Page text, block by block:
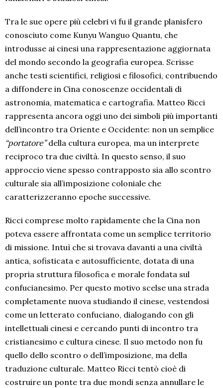
Tra le sue opere più celebri vi fu il grande planisfero
conosciuto come Kunyu Wanguo Quantu, che
introdusse ai cinesi una rappresentazione aggiornata
del mondo secondo la geografia europea. Scrisse
anche testi scientifici, religiosi e filosofici, contribuendo
a diffondere in Cina conoscenze occidentali di
astronomia, matematica e cartografia. Matteo Ricci
rappresenta ancora oggi uno dei simboli più importanti
dell’incontro tra Oriente e Occidente: non un semplice
“portatore”della cultura europea, ma un interprete
reciproco tra due civiltà. In questo senso, il suo
approccio viene spesso contrapposto sia allo scontro
culturale sia all’imposizione coloniale che
caratterizzeranno epoche successive.
Ricci comprese molto rapidamente che la Cina non
poteva essere affrontata come un semplice territorio
di missione. Intuì che si trovava davanti a una civiltà
antica, sofisticata e autosufficiente, dotata di una
propria struttura filosofica e morale fondata sul
confucianesimo. Per questo motivo scelse una strada
completamente nuova studiando il cinese, vestendosi
come un letterato confuciano, dialogando con gli
intellettuali cinesi e cercando punti di incontro tra
cristianesimo e cultura cinese. Il suo metodo non fu
quello dello scontro o dell’imposizione, ma della
traduzione culturale. Matteo Ricci tentò cioè di
costruire un ponte tra due mondi senza annullare le